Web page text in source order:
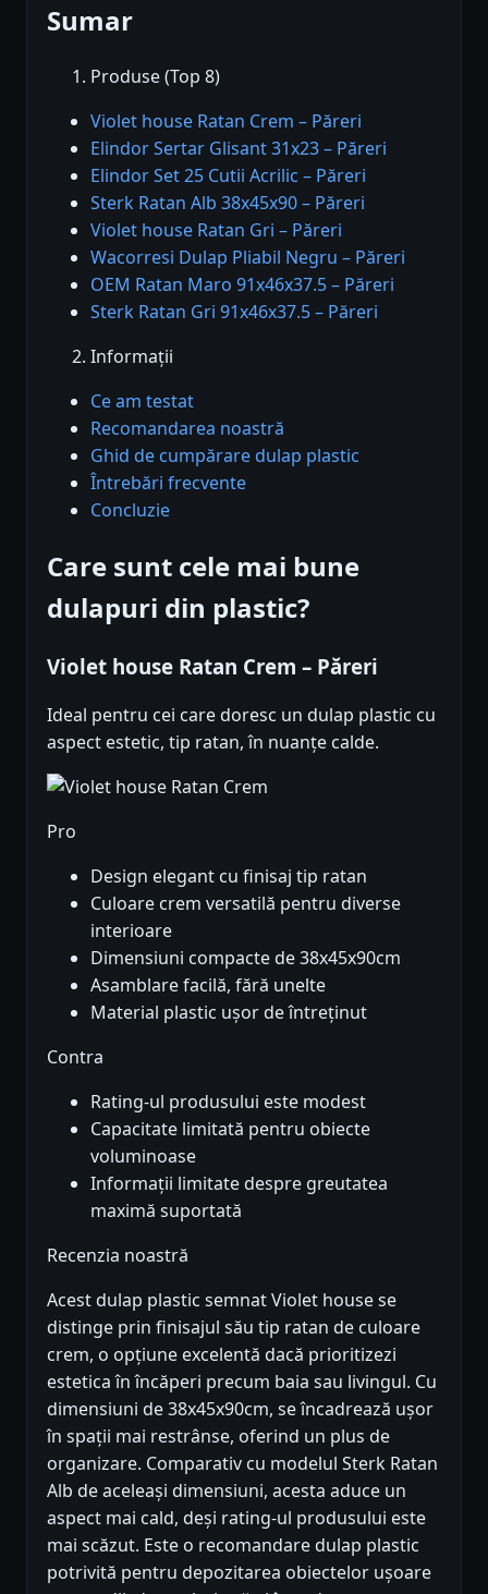
Sumar
Produse (Top 8)
Violet house Ratan Crem – Păreri
Elindor Sertar Glisant 31x23 – Păreri
Elindor Set 25 Cutii Acrilic – Păreri
Sterk Ratan Alb 38x45x90 – Păreri
Violet house Ratan Gri – Păreri
Wacorresi Dulap Pliabil Negru – Păreri
OEM Ratan Maro 91x46x37.5 – Păreri
Sterk Ratan Gri 91x46x37.5 – Păreri
Informații
Ce am testat
Recomandarea noastră
Ghid de cumpărare dulap plastic
Întrebări frecvente
Concluzie
Care sunt cele mai bune
dulapuri din plastic?
Violet house Ratan Crem – Păreri
Ideal pentru cei care doresc un dulap plastic cu
aspect estetic, tip ratan, în nuanțe calde.
Pro
Design elegant cu finisaj tip ratan
Culoare crem versatilă pentru diverse
interioare
Dimensiuni compacte de 38x45x90cm
Asamblare facilă, fără unelte
Material plastic ușor de întreținut
Contra
Rating-ul produsului este modest
Capacitate limitată pentru obiecte
voluminoase
Informații limitate despre greutatea
maximă suportată
Recenzia noastră
Acest dulap plastic semnat Violet house se
distinge prin finisajul său tip ratan de culoare
crem, o opțiune excelentă dacă prioritizezi
estetica în încăperi precum baia sau livingul. Cu
dimensiuni de 38x45x90cm, se încadrează ușor
în spații mai restrânse, oferind un plus de
organizare. Comparativ cu modelul Sterk Ratan
Alb de aceleași dimensiuni, acesta aduce un
aspect mai cald, deși rating-ul produsului este
mai scăzut. Este o recomandare dulap plastic
potrivită pentru depozitarea obiectelor ușoare